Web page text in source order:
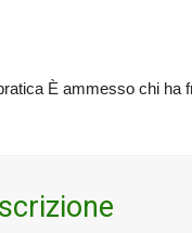
È ammesso chi ha